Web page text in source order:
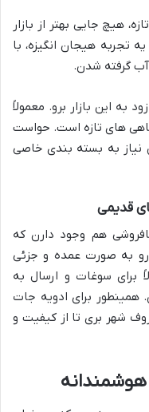
هیچ جایی بهتر از بازار
تجربه هیجان انگیزه، با
آب گرفته شدن.
به این بازار برو. معمولاً
ماهی های تازه است. حواست
نیاز به بسته بندی خاصی
قدیمی
هم وجود دارن که
به صورت عمده و جزئی
برای سوغات و ارسال به
برای ادویه جات
شهر بری تا از کیفیت و